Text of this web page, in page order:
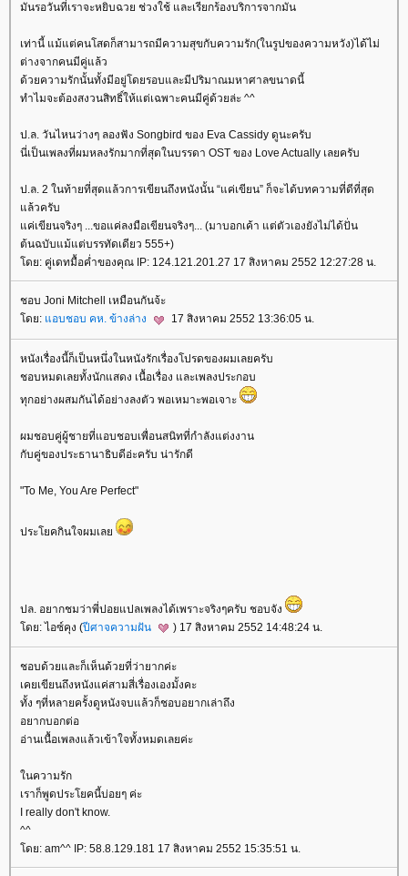
มันรอวันที่เราจะหยิบฉวย ช่วงใช้ และเรียกร้องบริการจากมัน
เท่านี้ แม้แต่คนโสดก็สามารถมีความสุขกับความรัก(ในรูปของความหวัง)ได้ไม่
ต่างจากคนมีคู่แล้ว
ด้วยความรักนั้นทั้งมีอยู่โดยรอบและมีปริมาณมหาศาลขนาดนี้
ทำไมจะต้องสงวนสิทธิ์ให้แต่เฉพาะคนมีคู่ด้วยล่ะ ^^
ป.ล. วันไหนว่างๆ ลองฟัง Songbird ของ Eva Cassidy ดูนะครับ
นี่เป็นเพลงที่ผมหลงรักมากที่สุดในบรรดา OST ของ Love Actually เลยครับ
ป.ล. 2 ในท้ายที่สุดแล้วการเขียนถึงหนังนั้น “แค่เขียน” ก็จะได้บทความที่ดีที่สุด
ล้วครับ
ค่เขียนจริงๆ ...ขอแค่ลงมือเขียนจริงๆ... (มาบอกเค้า แต่ตัวเองยังไม่ได้ปั่น
ต้นฉบับแม้แต่บรรทัดเดียว 555+)
ดย: คู่เดทมื้อค่ำของคุณ IP: 124.121.201.27 17 สิงหาคม 2552 12:27:28 น.
ชอบ Joni Mitchell เหมือนกันจ้ะ
ดย: อบชอบ คห. ข้างล่าง 17 สิงหาคม 2552 13:36:05 น.
หนังเรื่องนี้ก็เป็นหนึ่งในหนังรักเรื่องโปรดของผมเลยครับ
ชอบหมดเลยทั้งนักแสดง เนื้อเรื่อง และเพลงประกอบ
ทุกอย่างผสมกันได้อย่างลงตัว พอเหมาะพอเจาะ
ผมชอบคู่ผู้ชายที่แอบชอบเพื่อนสนิทที่กำลังแต่งงาน
กับคู่ของประธานาธิบดีอ่ะครับ น่ารักดี
"To Me, You Are Perfect"
ประโยคกินใจผมเล
ปล. อยากชมว่าพี่ปอยแปลเพลงได้เพราะจริงๆครับ ชอบจัง
ดย: ไอซ์คุง (ปีศาจความฝัน ) 17 สิงหาคม 2552 14:48:24 น.
ชอบด้วยและก็เห็นด้วยที่ว่ายากค่ะ
เคยเขียนถึงหนังแค่สามสี่เรื่องเองมั้งคะ
ทั้ง ๆที่หลายครั้งดูหนังจบแล้วก็ชอบอยากเล่าถึง
อยากบอกต่อ
อ่านเนื้อเพลงแล้วเข้าใจทั้งหมดเลยค่ะ
นความรัก
เราก็พูดประโยคนี้บ่อยๆ ค่ะ
I really don't know.
^^
ดย: am^^ IP: 58.8.129.181 17 สิงหาคม 2552 15:35:51 น.